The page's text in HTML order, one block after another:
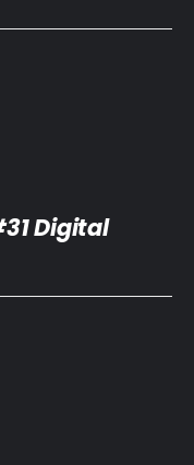
Digital